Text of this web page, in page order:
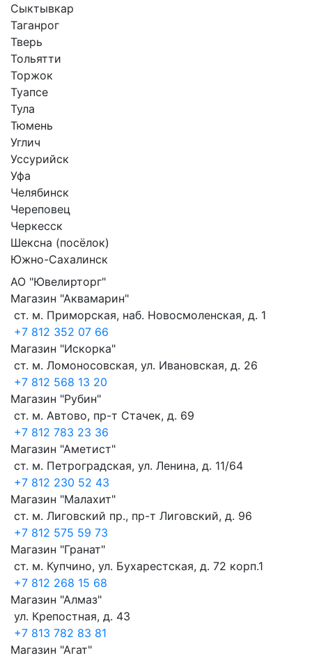
Сыктывкар
Таганрог
Тверь
Тольятти
Торжок
Туапсе
Тула
Тюмень
Углич
Уссурийск
Уфа
Челябинск
Череповец
Черкесск
Шексна (посёлок)
Южно-Сахалинск
АО "Ювелирторг"
Магазин "Аквамарин"
ст. м. Приморская, наб. Новосмоленская, д. 1
+7 812 352 07 66
Магазин "Искорка"
ст. м. Ломоносовская, ул. Ивановская, д. 26
+7 812 568 13 20
Магазин "Рубин"
ст. м. Автово, пр-т Стачек, д. 69
+7 812 783 23 36
Магазин "Аметист"
ст. м. Петроградская, ул. Ленина, д. 11/64
+7 812 230 52 43
Магазин "Малахит"
ст. м. Лиговский пр., пр-т Лиговский, д. 96
+7 812 575 59 73
Магазин "Гранат"
ст. м. Купчино, ул. Бухарестская, д. 72 корп.1
+7 812 268 15 68
Магазин "Алмаз"
ул. Крепостная, д. 43
+7 813 782 83 81
Магазин "Агат"